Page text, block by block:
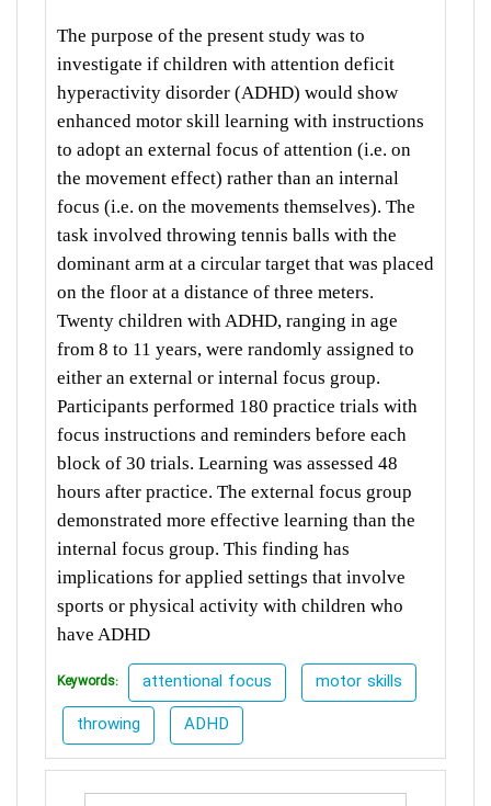
The purpose of the present study was to
investigate if children with attention deficit
hyperactivity disorder (ADHD) would show
enhanced motor skill learning with instructions
to adopt an external focus of attention (i.e. on
the movement effect) rather than an internal
focus (i.e. on the movements themselves). The
task involved throwing tennis balls with the
dominant arm at a circular target that was placed
on the floor at a distance of three meters.
Twenty children with ADHD, ranging in age
from 8 to 11 years, were randomly assigned to
either an external or internal focus group.
Participants performed 180 practice trials with
focus instructions and reminders before each
block of 30 trials. Learning was assessed 48
hours after practice. The external focus group
demonstrated more effective learning than the
internal focus group. This finding has
implications for applied settings that involve
sports or physical activity with children who
have ADHD
Keywords: attentional focus
motor skills
throwing
ADHD